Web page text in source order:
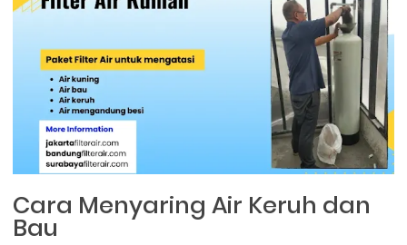
Cara Menyaring Air Keruh dan
Bau